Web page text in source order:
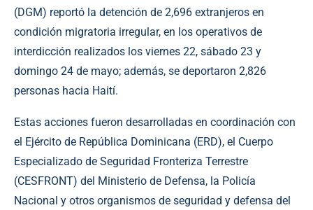
(DGM) reportó la detención de 2,696 extranjeros en
condición migratoria irregular, en los operativos de
interdicción realizados los viernes 22, sábado 23 y
domingo 24 de mayo; además, se deportaron 2,826
personas hacia Haití.
Estas acciones fueron desarrolladas en coordinación con
el Ejército de República Dominicana (ERD), el Cuerpo
Especializado de Seguridad Fronteriza Terrestre
(CESFRONT) del Ministerio de Defensa, la Policía
Nacional y otros organismos de seguridad y defensa del